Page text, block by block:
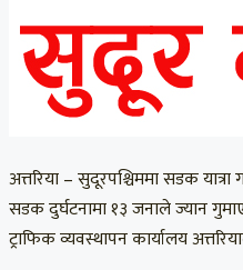
अत्तरिया – सुदूरपश्चिममा सडक
सडक दुर्घटनामा १३ जनाले ज्यान
ट्राफिक व्यवस्थापन कार्यालय